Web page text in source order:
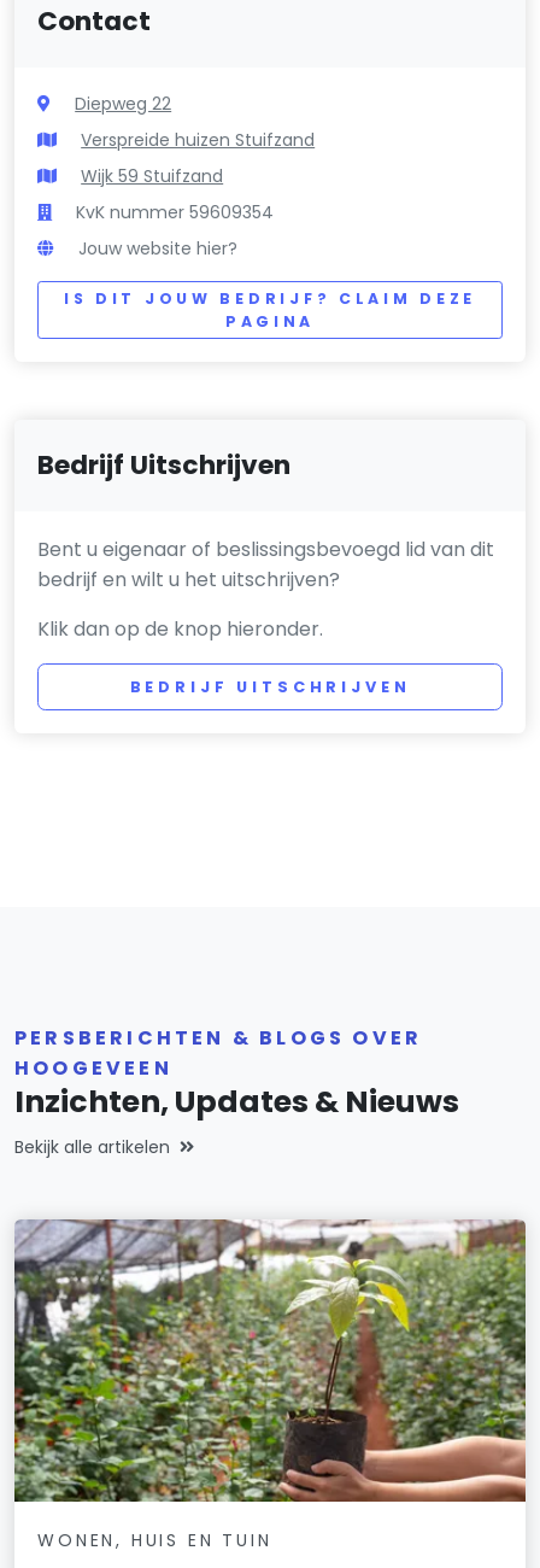
Contact
Diepweg 22
Verspreide huizen Stuifzand
Wijk 59 Stuifzand
KvK nummer 59609354
Jouw website hier?
IS DIT JOUW BEDRIJF? CLAIM DEZE
PAGINA
Bedrijf Uitschrijven
Bent u eigenaar of beslissingsbevoegd lid van dit
bedrijf en wilt u het uitschrijven?
Klik dan op de knop hieronder.
BEDRIJF UITSCHRIJVEN
PERSBERICHTEN & BLOGS OVER
HOOGEVEEN
Inzichten, Updates & Nieuws
Bekijk alle artikelen
WONEN, HUIS EN TUIN